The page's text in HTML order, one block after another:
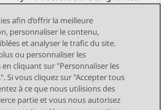
afin d’offrir la meilleure
personnaliser le contenu,
et analyser le trafic du site.
ou personnaliser les
cliquant sur "Personnaliser les
Si vous cliquez sur "Accepter tous
à ce que nous utilisions des
partie et vous nous autorisez